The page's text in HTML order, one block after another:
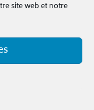
site web et notre